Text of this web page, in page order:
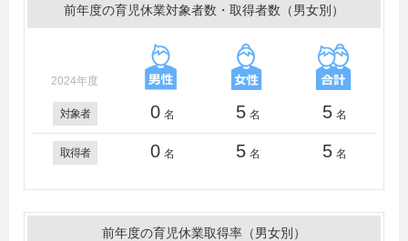
前年度の育児休業対象者数・取得者数（男女別）
2024年度
対象者 0 名 5 名 5 名
取得者 0 名 5 名 5 名
前年度の育児休業取得率（男女別）